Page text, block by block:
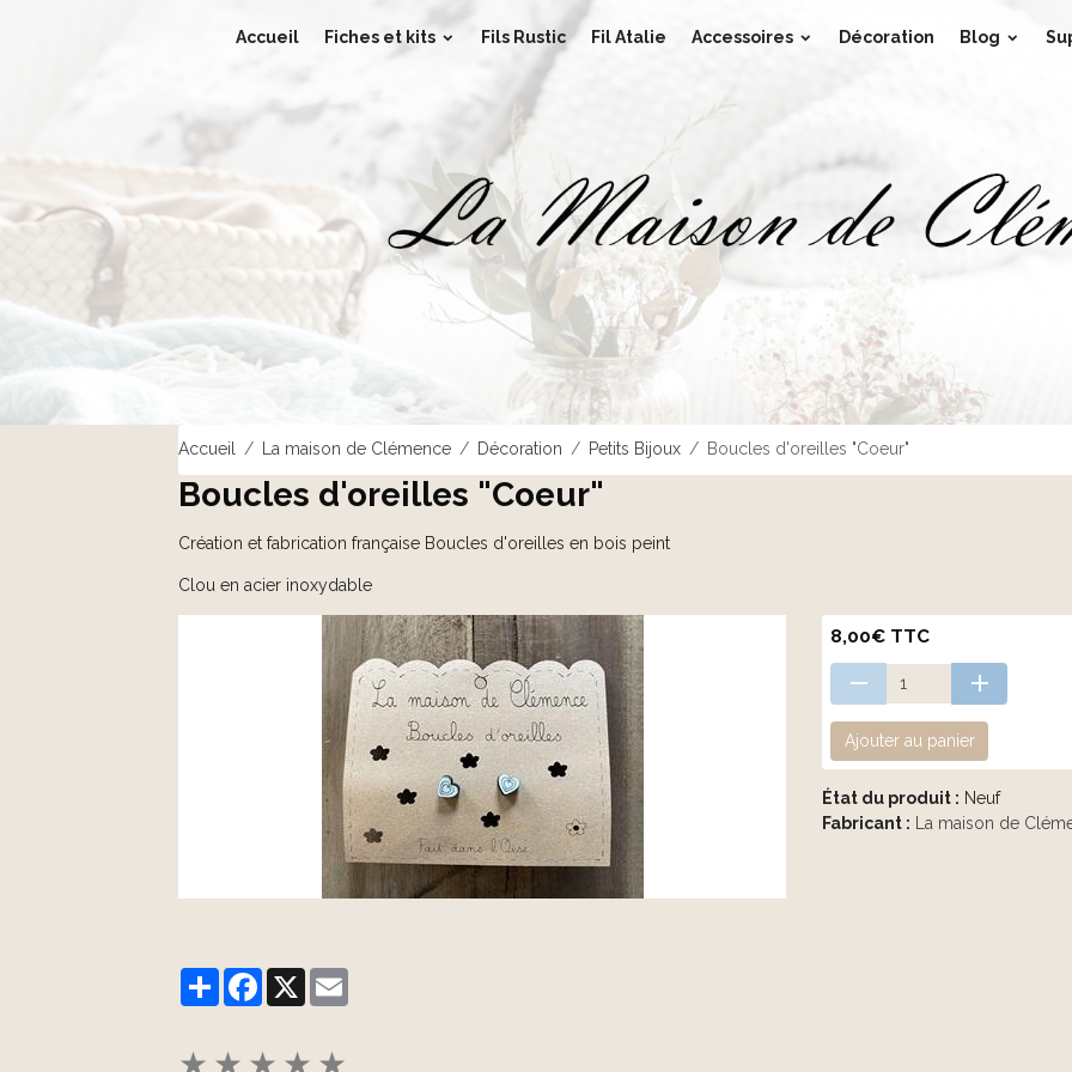
Accueil Fiches et kits Fils Rustic Fil Atalie Accessoires Décoration Blog
Accueil La maison de Clémence Décoration Petits Bijoux Boucles d'oreilles "Coeur"
Boucles d'oreilles "Coeur"
Création et fabrication française Boucles d'oreilles en bois peint
Clou en acier inoxydable
8,00€ TTC
Ajouter au panier
État du produit : Neuf
Fabricant : La maison de
PartagerFacebook
X
★ ★ ★ ★ ★